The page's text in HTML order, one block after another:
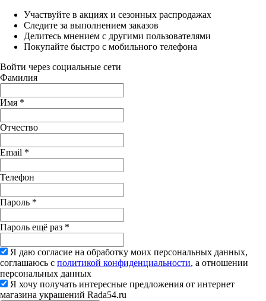
Участвуйте в акциях и сезонных распродажах
Следите за выполнением заказов
Делитесь мнением с другими пользователями
Покупайте быстро с мобильного телефона
Войти через социальные сети
Фамилия
Имя *
Отчество
Email *
Телефон
Пароль *
Пароль ещё раз *
Я даю согласие на обработку моих персональных данных,
соглашаюсь с политикой конфиденциальности, а отношении
персональных данных
Я хочу получать интересные предложения от интернет
магазина украшений Rada54.ru